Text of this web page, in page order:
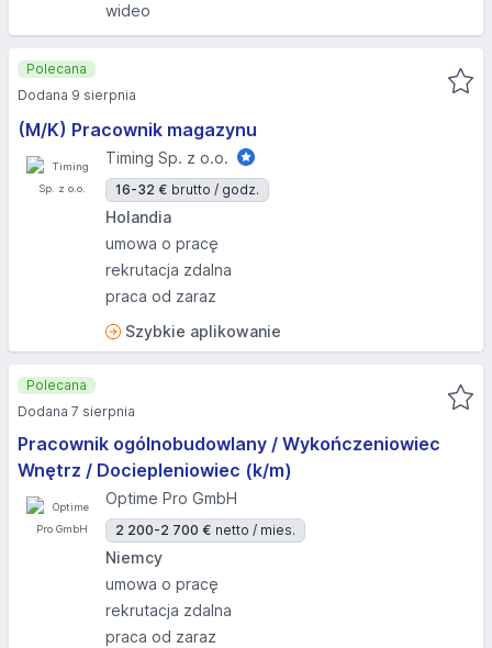
wideo
(M/K) Pracownik magazynu
Timing Sp. z o.o.
16-32 € brutto / godz.
Holandia
umowa o pracę
rekrutacja zdalna
praca od zaraz
Szybkie aplikowanie
Polecana
Dodana 9 sierpnia
Pracownik ogólnobudowlany / Wykończeniowiec
Wnętrz / Dociepleniowiec (k/m)
Optime Pro GmbH
2 200-2 700 € netto / mies.
Niemcy
umowa o pracę
rekrutacja zdalna
praca od zaraz
Polecana
Dodana 7 sierpnia